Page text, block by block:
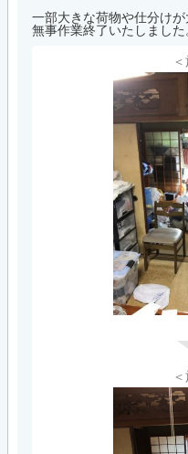
一部大きな荷物や仕分けが
無事作業終了いたしました